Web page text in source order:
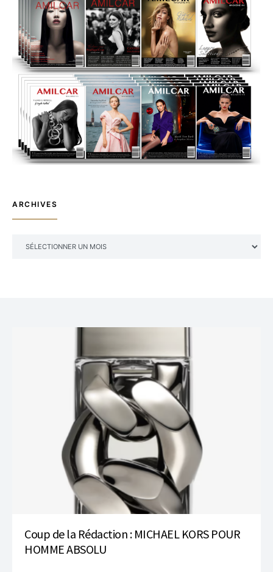
ARCHIVES
Coup de la Rédaction : MICHAEL KORS POUR
HOMME ABSOLU